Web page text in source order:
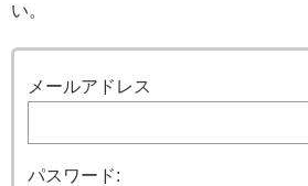
い。
メールアドレス
パスワード: